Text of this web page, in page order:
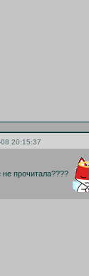
20:15:37
не прочитала????